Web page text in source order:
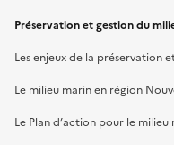
Préservation et gestion du
Les enjeux de la préservation
Le milieu marin en région
Le Plan d’action pour le milieu